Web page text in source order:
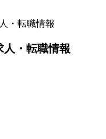
・転職情報
・転職情報